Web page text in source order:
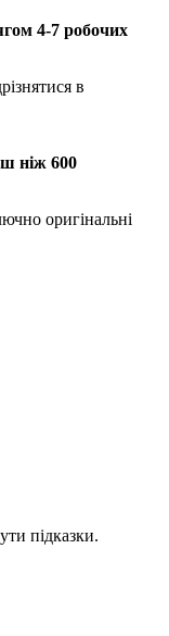
4-7 робочих
в
ніж 600
оригінальні
підказки.